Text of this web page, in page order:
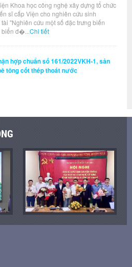
Khoa học công nghệ xây dựng tổ chức
sĩ cấp Viện cho nghiên cứu sinh
"Nghiên cứu một số đặc trưng biến
đ�... Chi tiết
hợp chuẩn số 161/2022VKH-1, sản
tông cốt thép thoát nước